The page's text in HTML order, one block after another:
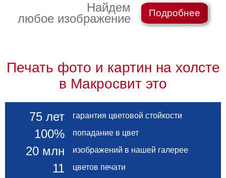
Найдем
любое изображение
Подробнее
Печать фото и картин на холсте
в Макросвит это
75 лет гарантия цветовой стойкости
100% попадание в цвет
20 млн изображений в нашей галерее
11 цветов печати